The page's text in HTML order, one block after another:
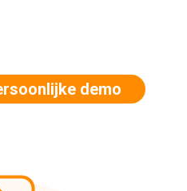
demo